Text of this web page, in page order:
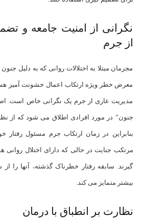
نگرانی از امنیت جامعه و
از جرم
مجرمان مبتلا به اختلالات روانی که به دلیل
معرض خطر ویژه ارتکاب اعمال خشونت آمیز
مدیریت عاری از جرم یک نگرانی خاص است.
جنون” در مورد افرادی اطلاق می شود که از
بنابراین در زمان ارتکاب جرم مسئول رفتار
مرتکب جنایت در حالی که دارای اختلال
گیرند. سابقه رفتار خطرناک گذشته، آنها را از
بیشتر متمایز می کند.
نظارت بر انطباق با درمان